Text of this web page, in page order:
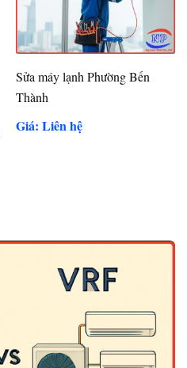
Sửa máy lạnh Phường Bến
Thành
Giá: Liên hệ